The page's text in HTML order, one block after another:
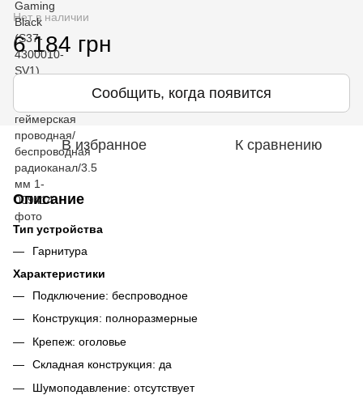
Нет в наличии
6 184 грн
Сообщить, когда появится
В избранное К сравнению
Описание
Тип устройства
Гарнитура
Характеристики
Подключение: беспроводное
Конструкция: полноразмерные
Крепеж: оголовье
Складная конструкция: да
Шумоподавление: отсутствует